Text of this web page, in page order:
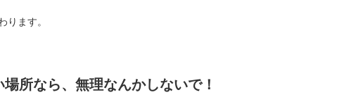
ます。
所なら、無理なんかしないで！